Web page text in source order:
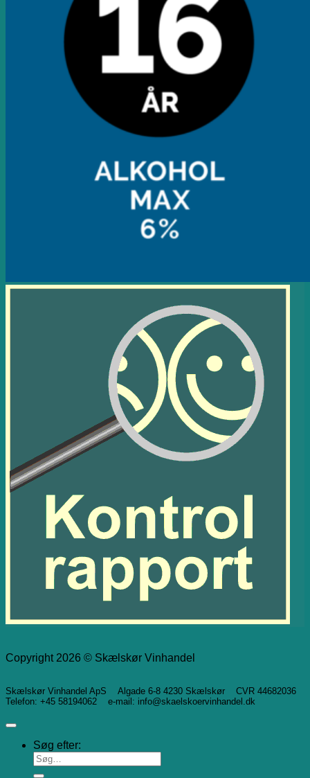
Copyright 2026 © Skælskør Vinhandel
Skælskør Vinhandel ApS Algade 6-8 4230 Skælskør CVR 44682036
Telefon: +45 58194062 e-mail: info@skaelskoervinhandel.dk
Søg efter: